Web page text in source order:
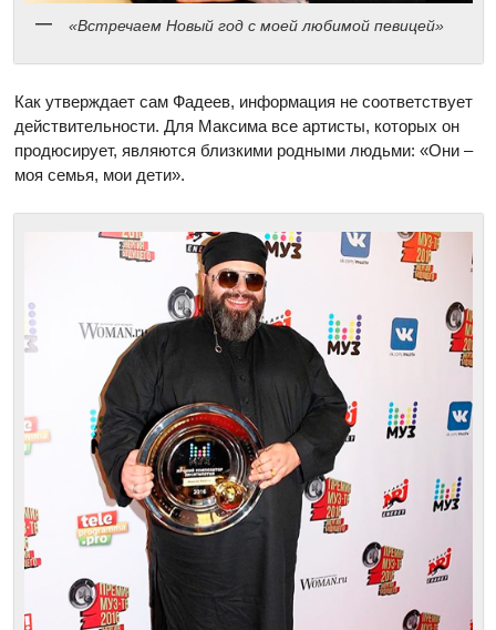
«Встречаем Новый год с моей любимой певицей»
Как утверждает сам Фадеев, информация не соответствует
действительности. Для Максима все артисты, которых он
продюсирует, являются близкими родными людьми: «Они –
моя семья, мои дети».